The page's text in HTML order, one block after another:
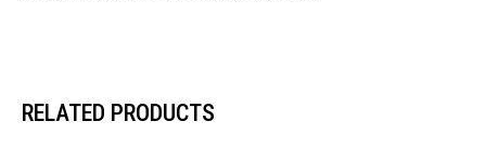
RELATED PRODUCTS